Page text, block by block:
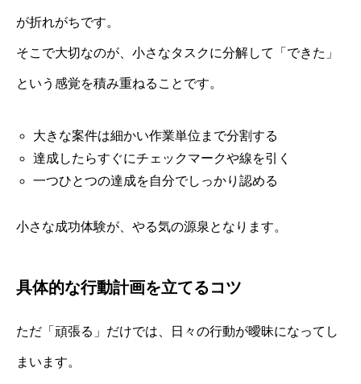
が折れがちです。
そこで大切なのが、小さなタスクに分解して「できた」
という感覚を積み重ねることです。
大きな案件は細かい作業単位まで分割する
達成したらすぐにチェックマークや線を引く
一つひとつの達成を自分でしっかり認める
小さな成功体験が、やる気の源泉となります。
具体的な行動計画を立てるコツ
ただ「頑張る」だけでは、日々の行動が曖昧になってし
まいます。